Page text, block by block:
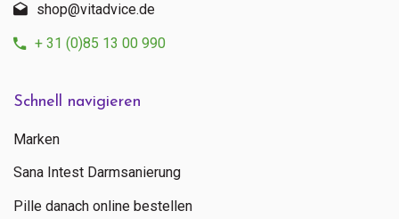
Schnell navigieren
Marken
Sana Intest Darmsanierung
Pille danach online bestellen
shop@vitadvice.de
+ 31 (0)85 13 00 990